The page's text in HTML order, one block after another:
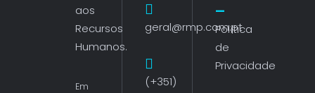
aos
Recursos
Humanos.
Em
geral@rmp.com.pt
(+351)
Política
de
Privacidade